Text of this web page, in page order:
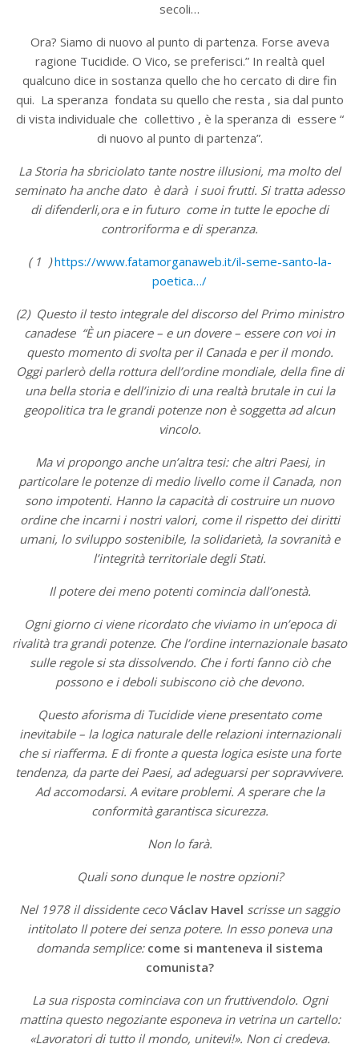
secoli…
Ora? Siamo di nuovo al punto di partenza. Forse aveva
ragione Tucidide. O Vico, se preferisci.” In realtà quel
qualcuno dice in sostanza quello che ho cercato di dire fin
qui. La speranza fondata su quello che resta , sia dal punto
di vista individuale che collettivo , è la speranza di essere “
di nuovo al punto di partenza”.
La Storia ha sbriciolato tante nostre illusioni, ma molto del
seminato ha anche dato è darà i suoi frutti. Si tratta adesso
di difenderli,ora e in futuro come in tutte le epoche di
controriforma e di speranza.
( 1 )https://www.fatamorganaweb.it/il-seme-santo-la-
poetica…/
(2) Questo il testo integrale del discorso del Primo ministro
canadese“È un piacere – e un dovere – essere con voi in
questo momento di svolta per il Canada e per il mondo.
Oggi parlerò della rottura dell’ordine mondiale, della fine di
una bella storia e dell’inizio di una realtà brutale in cui la
geopolitica tra le grandi potenze non è soggetta ad alcun
vincolo.
Ma vi propongo anche un’altra tesi: che altri Paesi, in
particolare le potenze di medio livello come il Canada, non
sono impotenti. Hanno la capacità di costruire un nuovo
ordine che incarni i nostri valori, come il rispetto dei diritti
umani, lo sviluppo sostenibile, la solidarietà, la sovranità e
l’integrità territoriale degli Stati.
Il potere dei meno potenti comincia dall’onestà.
Ogni giorno ci viene ricordato che viviamo in un’epoca di
rivalità tra grandi potenze. Che l’ordine internazionale basato
sulle regole si sta dissolvendo. Che i forti fanno ciò che
possono e i deboli subiscono ciò che devono.
Questo aforisma di Tucidide viene presentato come
inevitabile – la logica naturale delle relazioni internazionali
che si riafferma. E di fronte a questa logica esiste una forte
tendenza, da parte dei Paesi, ad adeguarsi per sopravvivere.
Ad accomodarsi. A evitare problemi. A sperare che la
conformità garantisca sicurezza.
Non lo farà.
Quali sono dunque le nostre opzioni?
Nel 1978 il dissidente cecoVáclav Havel scrisse un saggio
intitolato Il potere dei senza potere. In esso poneva una
domanda semplice: come si manteneva il sistema
comunista?
La sua risposta cominciava con un fruttivendolo. Ogni
mattina questo negoziante esponeva in vetrina un cartello:
«Lavoratori di tutto il mondo, unitevi!». Non ci credeva.